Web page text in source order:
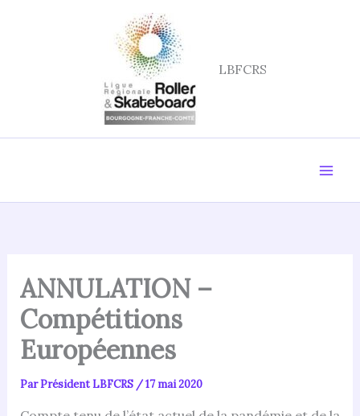
LBFCRS
ANNULATION –
Compétitions
Européennes
ParPrésident LBFCRS /17 mai 2020